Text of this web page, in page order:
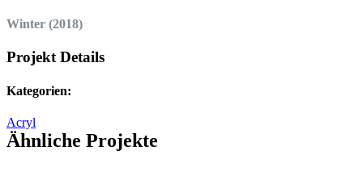
Winter (2018)
Projekt Details
Kategorien:
Acryl
Ähnliche Projekte